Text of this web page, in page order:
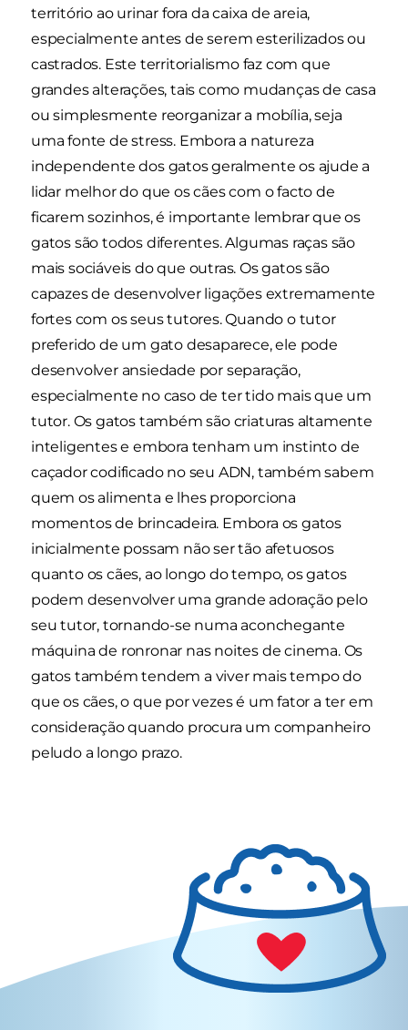
território ao urinar fora da caixa de areia,
especialmente antes de serem esterilizados ou
castrados. Este territorialismo faz com que
grandes alterações, tais como mudanças de casa
ou simplesmente reorganizar a mobília, seja
uma fonte de stress. Embora a natureza
independente dos gatos geralmente os ajude a
lidar melhor do que os cães com o facto de
ficarem sozinhos, é importante lembrar que os
gatos são todos diferentes. Algumas raças são
mais sociáveis do que outras. Os gatos são
capazes de desenvolver ligações extremamente
fortes com os seus tutores. Quando o tutor
preferido de um gato desaparece, ele pode
desenvolver ansiedade por separação,
especialmente no caso de ter tido mais que um
tutor. Os gatos também são criaturas altamente
inteligentes e embora tenham um instinto de
caçador codificado no seu ADN, também sabem
quem os alimenta e lhes proporciona
momentos de brincadeira. Embora os gatos
inicialmente possam não ser tão afetuosos
quanto os cães, ao longo do tempo, os gatos
podem desenvolver uma grande adoração pelo
seu tutor, tornando-se numa aconchegante
máquina de ronronar nas noites de cinema. Os
gatos também tendem a viver mais tempo do
que os cães, o que por vezes é um fator a ter em
consideração quando procura um companheiro
peludo a longo prazo.